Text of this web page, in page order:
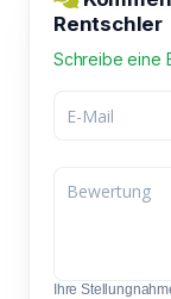
Rentschler
Schreibe eine
Ihre